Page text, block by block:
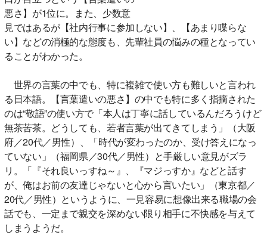
悪さ】が1位に。また、少数意
見ではあるが【社内行事に参加しない】、【あまり喋らな
い】などの消極的な態度も、先輩社員の悩みの種となってい
ることがわかった。
世界の言葉の中でも、特に複雑で使い方も難しいと言われ
る日本語。【言葉遣いの悪さ】の中でも特に多く指摘された
のは“敬語”の使い方で「本人は丁寧に話しているんだろうけど
無茶苦茶。どうしても、若者言葉が出てきてしまう」（大阪
府／20代／男性）、「時代が変わったのか、受け答えになっ
ていない」（福岡県／30代／男性）と手厳しい意見がズラ
リ。「『それ良いっすね～』、『マジっすか』などと話す
が、俺はお前の友達じゃないと心から言いたい」（東京都／
20代／男性）というように、一見容易に想像出来る職場の会
話でも、一定まで親交を深めない限り相手に不快感を与えて
しまうようだ。